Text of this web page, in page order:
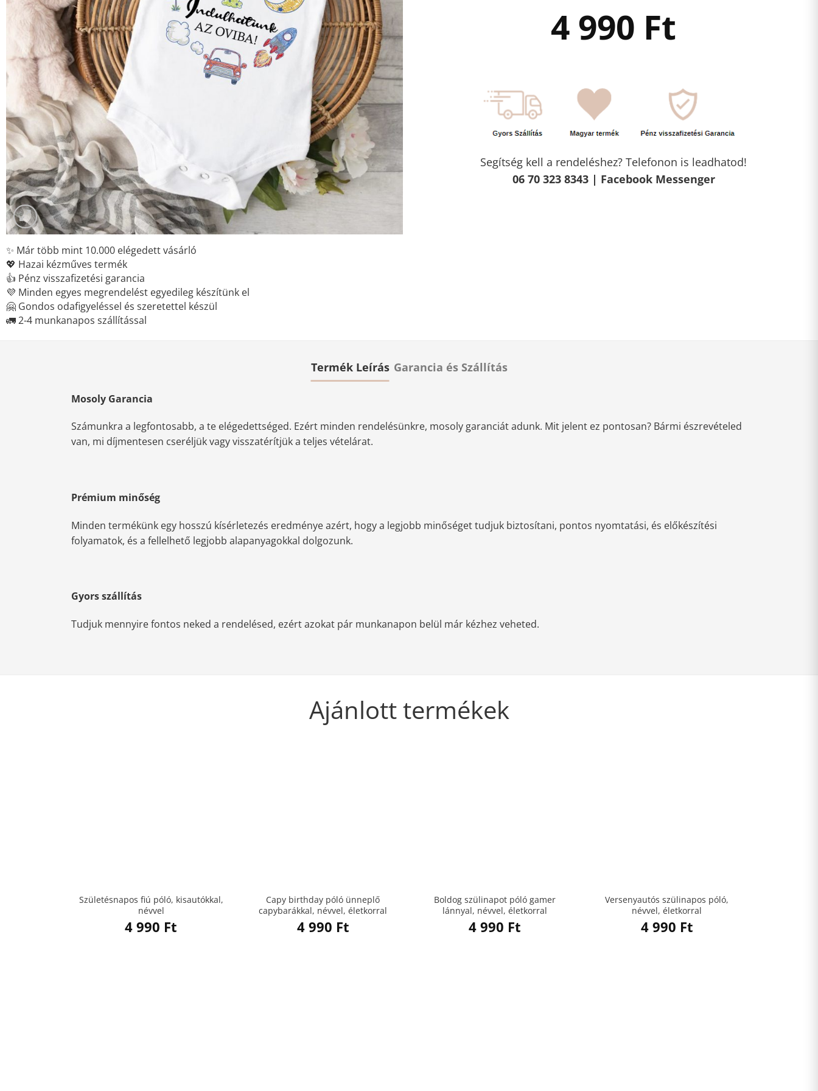
✨ Már több mint 10.000 elégedett vásárló
💖 Hazai kézműves termék
👍 Pénz visszafizetési garancia
💜 Minden egyes megrendelést egyedileg készítünk el
🤗 Gondos odafigyeléssel és szeretettel készül
🚛 2-4 munkanapos szállítással
4 990 Ft
Segítség kell a rendeléshez? Telefonon is leadhatod!
06 70 323 8343 | Facebook Messenger
Termék Leírás Garancia és Szállítás
Mosoly Garancia
Számunkra a legfontosabb, a te elégedettséged. Ezért minden rendelésünkre, mosoly garanciát adunk. Mit jelent ez pontosan? Bármi észrevételed
van, mi díjmentesen cseréljük vagy visszatérítjük a teljes vételárat.
Prémium minőség
Minden termékünk egy hosszú kísérletezés eredménye azért, hogy a legjobb minőséget tudjuk biztosítani, pontos nyomtatási, és előkészítési
folyamatok, és a fellelhető legjobb alapanyagokkal dolgozunk.
Gyors szállítás
Tudjuk mennyire fontos neked a rendelésed, ezért azokat pár munkanapon belül már kézhez veheted.
Ajánlott termékek
Születésnapos fiú póló, kisautókkal,
névvel
4 990 Ft
Capy birthday póló ünneplő
capybarákkal, névvel, életkorral
4 990 Ft
Boldog szülinapot póló gamer
lánnyal, névvel, életkorral
4 990 Ft
Versenyautós szülinapos póló,
névvel, életkorral
4 990 Ft